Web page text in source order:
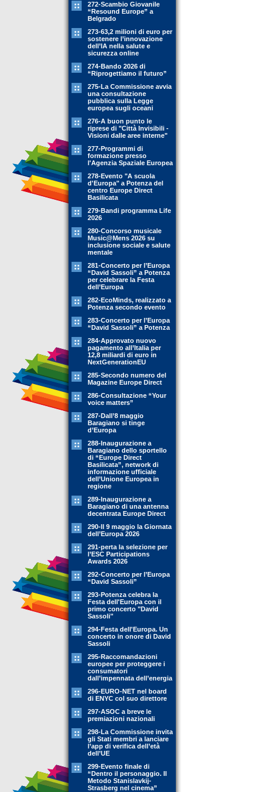
272-Scambio Giovanile
“Resound Europe” a
Belgrado
273-63,2 milioni di euro per
sostenere l’innovazione
dell’IA nella salute e
sicurezza online
274-Bando 2026 di
“Riprogettiamo il futuro”
275-La Commissione avvia
una consultazione
pubblica sulla Legge
europea sugli oceani
276-A buon punto le
riprese di "Città Invisibili -
Visioni dalle aree interne"
277-Programmi di
formazione presso
l'Agenzia Spaziale Europea
278-Evento "A scuola
d'Europa" a Potenza del
centro Europe Direct
Basilicata
279-Bandi programma Life
2026
280-Concorso musicale
Music@Mens 2026 su
inclusione sociale e salute
mentale
281-Concerto per l’Europa
“David Sassoli” a Potenza
per celebrare la Festa
dell’Europa
282-EcoMinds, realizzato a
Potenza secondo evento
283-Concerto per l’Europa
“David Sassoli” a Potenza
284-Approvato nuovo
pagamento all’Italia per
12,8 miliardi di euro in
NextGenerationEU
285-Secondo numero del
Magazine Europe Direct
286-Consultazione “Your
voice matters”
287-Dall’8 maggio
Baragiano si tinge
d’Europa
288-Inaugurazione a
Baragiano dello sportello
di “Europe Direct
Basilicata”, network di
informazione ufficiale
dell’Unione Europea in
regione
289-Inaugurazione a
Baragiano di una antenna
decentrata Europe Direct
290-Il 9 maggio la Giornata
dell’Europa 2026
291-perta la selezione per
l’ESC Participations
Awards 2026
292-Concerto per l’Europa
“David Sassoli”
293-Potenza celebra la
Festa dell'Europa con il
primo concerto "David
Sassoli"
294-Festa dell'Europa. Un
concerto in onore di David
Sassoli
295-Raccomandazioni
europee per proteggere i
consumatori
dall’impennata dell’energia
296-EURO-NET nel board
di ENYC col suo direttore
297-ASOC a breve le
premiazioni nazionali
298-La Commissione invita
gli Stati membri a lanciare
l’app di verifica dell’età
dell’UE
299-Evento finale di
“Dentro il personaggio. Il
Metodo Stanislavkij-
Strasberg nel cinema”